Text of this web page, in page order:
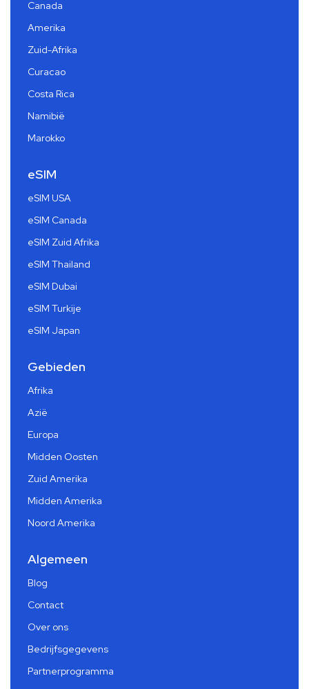
Canada
Amerika
Zuid-Afrika
Curacao
Costa Rica
Namibië
Marokko
eSIM
eSIM USA
eSIM Canada
eSIM Zuid Afrika
eSIM Thailand
eSIM Dubai
eSIM Turkije
eSIM Japan
Gebieden
Afrika
Azië
Europa
Midden Oosten
Zuid Amerika
Midden Amerika
Noord Amerika
Algemeen
Blog
Contact
Over ons
Bedrijfsgegevens
Partnerprogramma